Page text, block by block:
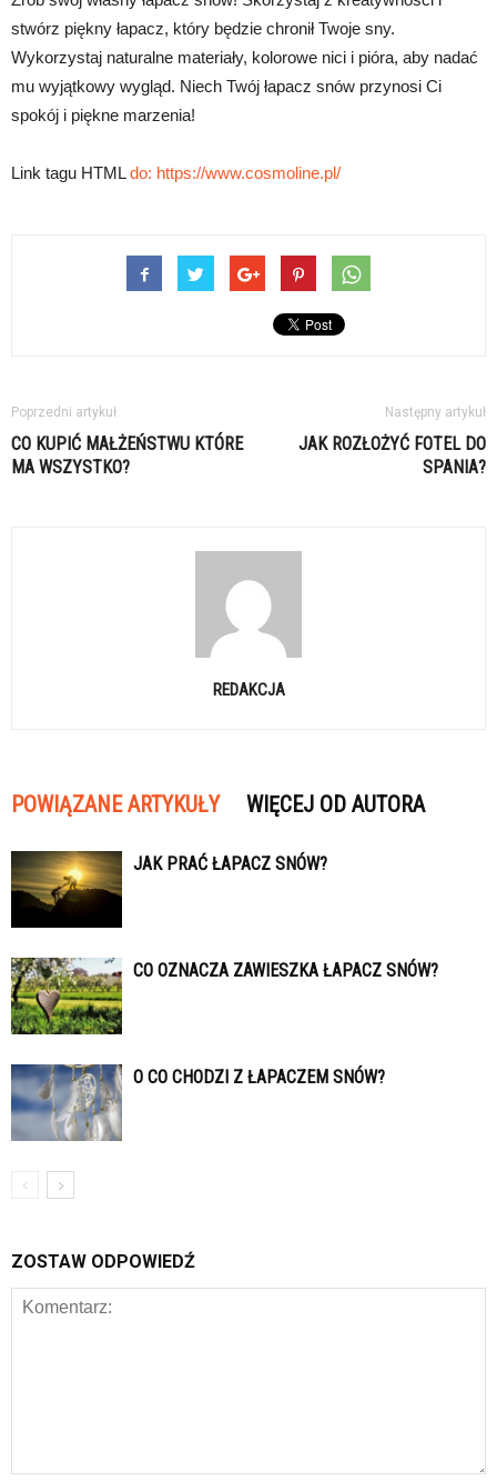
stwórz piękny łapacz, który będzie chronił Twoje sny.
Wykorzystaj naturalne materiały, kolorowe nici i pióra, aby nadać
mu wyjątkowy wygląd. Niech Twój łapacz snów przynosi Ci
spokój i piękne marzenia!
Link tagu HTMLdo: https://www.cosmoline.pl/
Poprzedni artykuł
CO KUPIĆ MAŁŻEŃSTWU KTÓRE
MA WSZYSTKO?
Następny artykuł
JAK ROZŁOŻYĆ FOTEL DO
SPANIA?
REDAKCJA
POWIĄZANE ARTYKUŁY WIĘCEJ OD AUTORA
JAK PRAĆ ŁAPACZ SNÓW?
CO OZNACZA ZAWIESZKA ŁAPACZ SNÓW?
O CO CHODZI Z ŁAPACZEM SNÓW?
ZOSTAW ODPOWIEDŹ